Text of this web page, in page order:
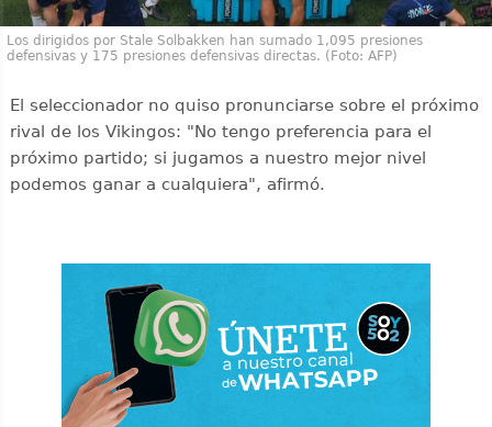
Los dirigidos por Stale Solbakken han sumado 1,095 presiones
defensivas y 175 presiones defensivas directas. (Foto: AFP)
El seleccionador no quiso pronunciarse sobre el próximo
rival de los Vikingos: "No tengo preferencia para el
próximo partido; si jugamos a nuestro mejor nivel
podemos ganar a cualquiera", afirmó.